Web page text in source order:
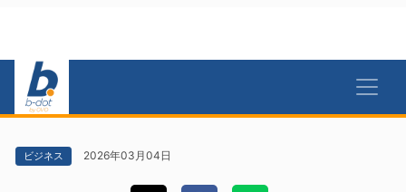
ビジネス 2026年03月04日